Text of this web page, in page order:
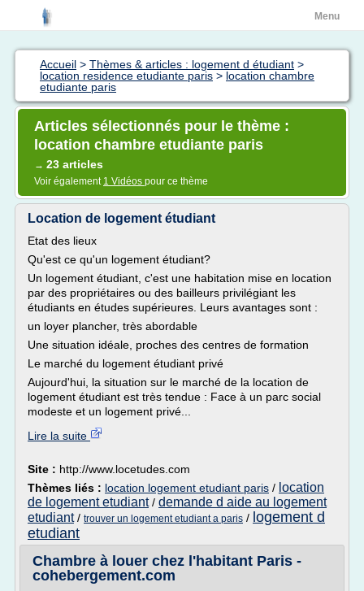
Menu
Accueil > Thèmes & articles : logement d étudiant >
location residence etudiante paris > location chambre
etudiante paris
Articles sélectionnés pour le thème :
location chambre etudiante paris
→ 23 articles
Voir également 1 Vidéos pour ce thème
Location de logement étudiant
Etat des lieux
Qu'est ce qu'un logement étudiant?
Un logement étudiant, c'est une habitation mise en location
par des propriétaires ou des bailleurs privilégiant les
étudiants en études supérieures. Leurs avantages sont :
un loyer plancher, très abordable
Une situation idéale, proches des centres de formation
Le marché du logement étudiant privé
Aujourd'hui, la situation sur le marché de la location de
logement étudiant est très tendue : Face à un parc social
modeste et un logement privé...
Lire la suite
Site : http://www.locetudes.com
Thèmes liés : location logement etudiant paris / location
de logement etudiant/ demande d aide au logement
etudiant/ trouver un logement etudiant a paris / logement d
etudiant
Chambre à louer chez l'habitant Paris -
cohebergement.com